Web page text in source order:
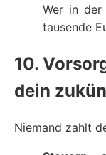
Wer in der
tausende
10.
dein
Niemand zahlt